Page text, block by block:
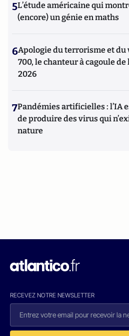
5L’étude américaine qui
(encore) un génie en maths
6Apologie du terrorisme et du
700, le chanteur à cagoule de
2026
7Pandémies artificielles : l’IA
de produire des virus qui
nature
RECEVEZ NOTRE NEWSLETTER